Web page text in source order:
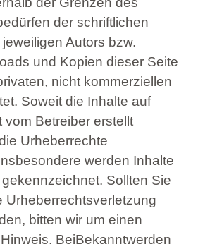
der schriftlichen
Autors bzw.
und Kopien dieser Seite
nicht kommerziellen
Soweit die Inhalte auf
vom Betreiber erstellt
Urheberrechte
werden Inhalte
Sollten Sie
Urheberrechtsverletzung
bitten wir um einen
BeiBekanntwerden